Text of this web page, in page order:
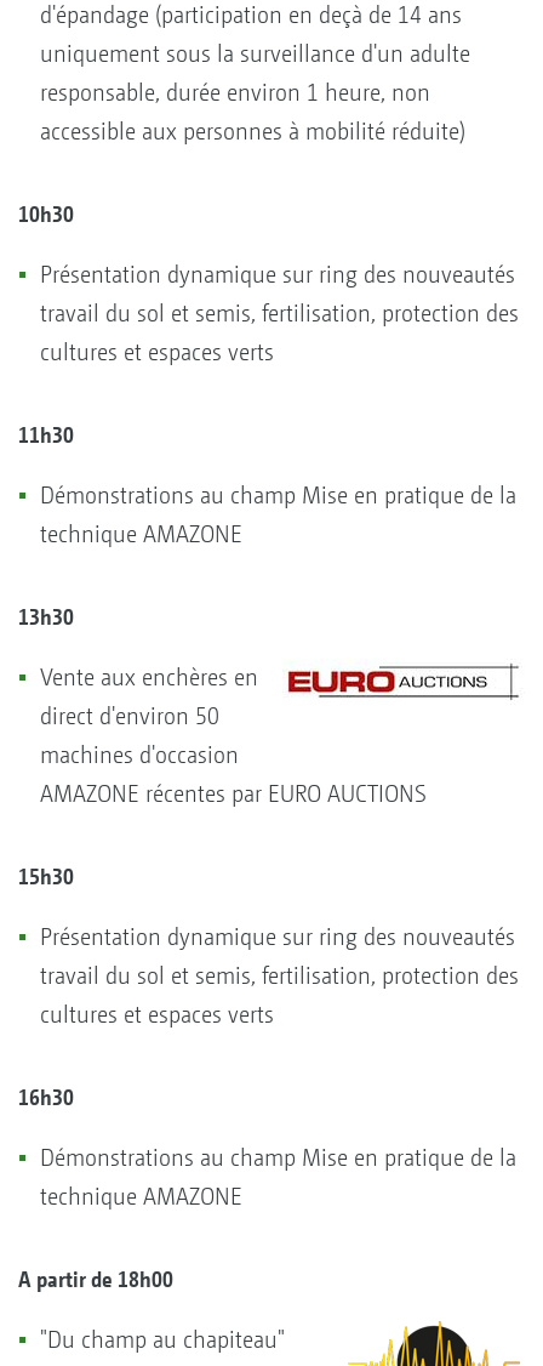
d'épandage (participation en deçà de 14 ans
uniquement sous la surveillance d'un adulte
responsable, durée environ 1 heure, non
accessible aux personnes à mobilité réduite)
10h30
Présentation dynamique sur ring des nouveautés
travail du sol et semis, fertilisation, protection des
cultures et espaces verts
11h30
Démonstrations au champ Mise en pratique de la
technique AMAZONE
13h30
Vente aux enchères en
direct d'environ 50
machines d'occasion
AMAZONE récentes par EURO AUCTIONS
15h30
Présentation dynamique sur ring des nouveautés
travail du sol et semis, fertilisation, protection des
cultures et espaces verts
16h30
Démonstrations au champ Mise en pratique de la
technique AMAZONE
A partir de 18h00
"Du champ au chapiteau"